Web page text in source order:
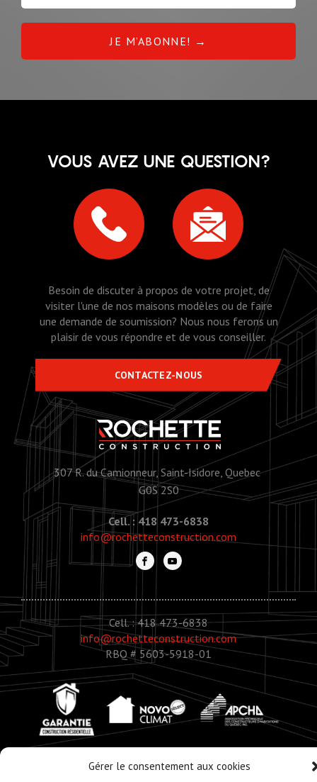
Gérer le consentement aux cookies
VOUS AVEZ UNE QUESTION?
Besoin de discuter à propos de votre projet, de
visiter l'une de nos maisons modèles ou de faire
une demande de soumission? Nous nous ferons un
plaisir de vous répondre et de vous conseiller.
CONTACTEZ-NOUS
307 R. du Camionneur, Saint-Isidore, Quebec
G0S 2S0
Cell. : 418 473-6838
info@rochetteconstruction.com
Cell. : 418 473-6838
info@rochetteconstruction.com
RBQ # 5603-5918-01